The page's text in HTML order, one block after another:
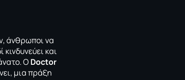
άνθρωποι να
και
Ο Doctor
μια πράξη